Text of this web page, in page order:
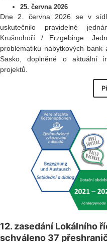
25. června 2026
Dne 2. června 2026 se v
uskutečnilo pravidelné
Krušnohoří / Erzgebirge.
problematiku nábytkových
Sasko, doplněné o aktuální
projektů.
12. zasedání Lokálního
schváleno 37